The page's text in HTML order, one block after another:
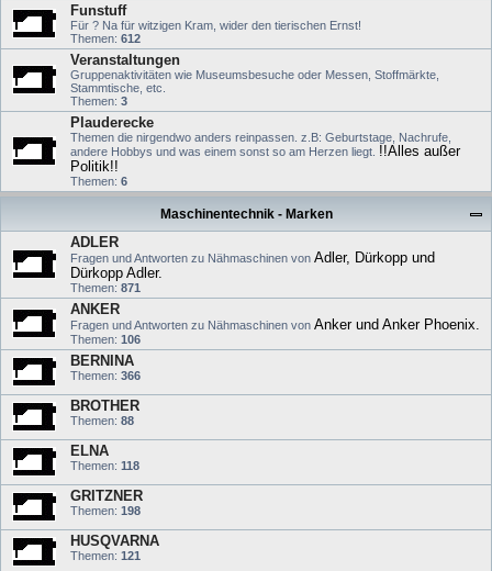
Funstuff
Für ? Na für witzigen Kram, wider den tierischen Ernst!
Themen: 612
Veranstaltungen
Gruppenaktivitäten wie Museumsbesuche oder Messen, Stoffmärkte,
Stammtische, etc.
Themen: 3
Plauderecke
Themen die nirgendwo anders reinpassen. z.B: Geburtstage, Nachrufe,
andere Hobbys und was einem sonst so am Herzen liegt. !!Alles außer
Politik!!
Themen: 6
Maschinentechnik - Marken
ADLER
Fragen und Antworten zu Nähmaschinen von Adler, Dürkopp und
Dürkopp Adler.
Themen: 871
ANKER
Fragen und Antworten zu Nähmaschinen von Anker und Anker Phoenix.
Themen: 106
BERNINA
Themen: 366
BROTHER
Themen: 88
ELNA
Themen: 118
GRITZNER
Themen: 198
HUSQVARNA
Themen: 121